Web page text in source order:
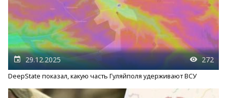
29.12.2025 272
DeepState показал, какую часть Гуляйполя удерживают ВСУ